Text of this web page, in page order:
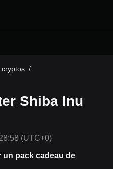
cryptos /
Shiba Inu
(UTC+0)
un pack cadeau de